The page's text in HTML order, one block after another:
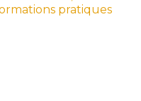
pratiques